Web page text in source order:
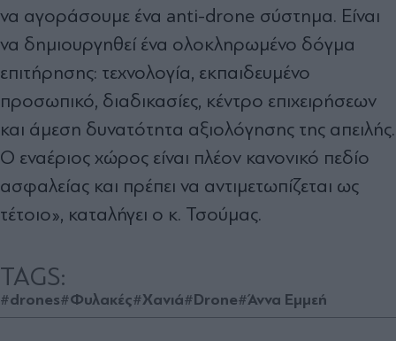
να αγοράσουμε ένα anti-drone σύστημα. Είναι
να δημιουργηθεί ένα ολοκληρωμένο δόγμα
επιτήρησης: τεχνολογία, εκπαιδευμένο
προσωπικό, διαδικασίες, κέντρο επιχειρήσεων
και άμεση δυνατότητα αξιολόγησης της απειλής.
Ο εναέριος χώρος είναι πλέον κανονικό πεδίο
ασφαλείας και πρέπει να αντιμετωπίζεται ως
τέτοιο», καταλήγει ο κ. Τσούμας.
TAGS:
#drones#Φυλακές#Χανιά#Drone#Άννα Εμμεή